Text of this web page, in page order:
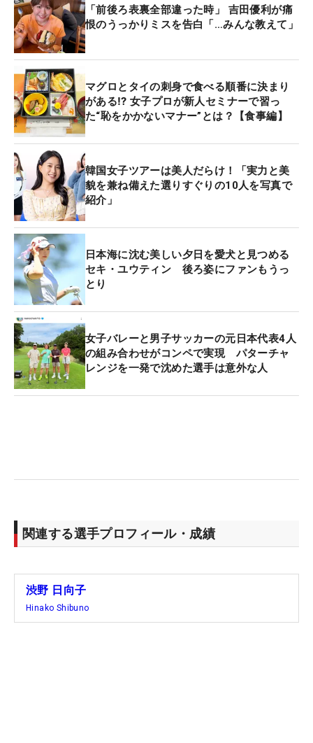
「前後ろ表裏全部違った時」 吉田優利が痛
恨のうっかりミスを告白「…みんな教えて」
マグロとタイの刺身で食べる順番に決まり
がある⁉ 女子プロが新人セミナーで習っ
た“恥をかかないマナー”とは？【食事編】
韓国女子ツアーは美人だらけ！「実力と美
貌を兼ね備えた選りすぐりの10人を写真で
紹介」
日本海に沈む美しい夕日を愛犬と見つめる
セキ・ユウティン 後ろ姿にファンもうっ
とり
女子バレーと男子サッカーの元日本代表4人
の組み合わせがコンペで実現 パターチャ
レンジを一発で沈めた選手は意外な人
関連する選手プロフィール・成績
渋野 日向子
Hinako Shibuno